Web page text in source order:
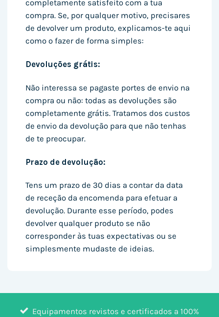
completamente satisfeito com a tua
compra. Se, por qualquer motivo, precisares
de devolver um produto, explicamos-te aqui
como o fazer de forma simples:
Devoluções grátis:
Não interessa se pagaste portes de envio na
compra ou não: todas as devoluções são
completamente grátis. Tratamos dos custos
de envio da devolução para que não tenhas
de te preocupar.
Prazo de devolução:
Tens um prazo de 30 dias a contar da data
de receção da encomenda para efetuar a
devolução. Durante esse período, podes
devolver qualquer produto se não
corresponder às tuas expectativas ou se
simplesmente mudaste de ideias.
Equipamentos revistos e certificados a 100%